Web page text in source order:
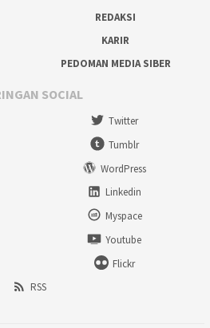
REDAKSI
KARIR
PEDOMAN MEDIA SIBER
SOCIAL
Twitter
Tumblr
WordPress
Linkedin
Myspace
Youtube
Flickr
RSS